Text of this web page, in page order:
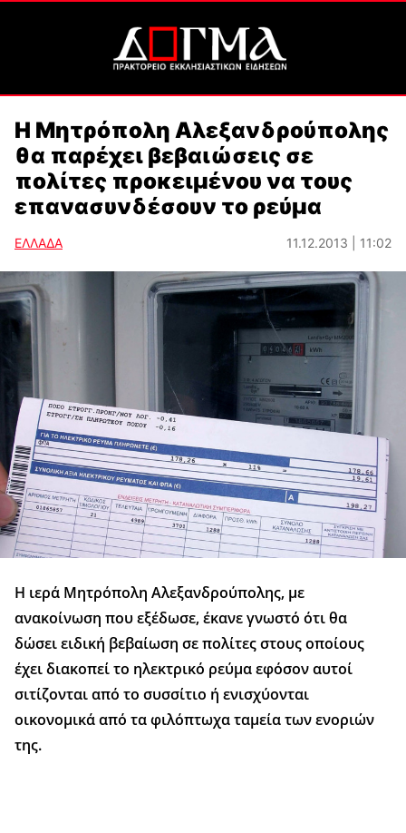
Η Μητρόπολη Αλεξανδρούπολης
θα παρέχει βεβαιώσεις σε
πολίτες προκειμένου να τους
επανασυνδέσουν το ρεύμα
ΕΛΛΑΔΑ 11.12.2013 | 11:02
Η ιερά Μητρόπολη Αλεξανδρούπολης, με
ανακοίνωση που εξέδωσε, έκανε γνωστό ότι θα
δώσει ειδική βεβαίωση σε πολίτες στους οποίους
έχει διακοπεί το ηλεκτρικό ρεύμα εφόσον αυτοί
σιτίζονται από το συσσίτιο ή ενισχύονται
οικονομικά από τα φιλόπτωχα ταμεία των ενοριών
της.